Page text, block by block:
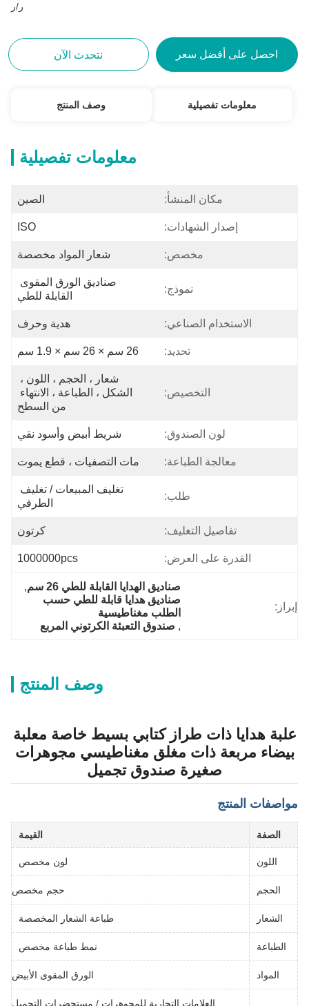
ر/ر
احصل على أفضل سعر نتحدث الآن
معلومات تفصيلية وصف المنتج
معلومات تفصيلية
مكان المنشأ: الصين
إصدار الشهادات: ISO
مخصص: شعار المواد مخصصة
نموذج:
القابلة للطي
الاستخدام الصناعي: هدية وحرف
تحديد: 26 سم × 26 سم × 1.9 سم
التخصيص:
من السطح
لون الصندوق: شريط أبيض وأسود نقي
معالجة الطباعة: مات التصفيات ، قطع يموت
طلب:
الطرفي
تفاصيل التغليف: كرتون
القدرة على العرض: 1000000pcs
إبراز:
صناديق الهدايا القابلة للطي 26 سم
,
الطلب مغناطيسية
, صندوق التعبئة الكرتوني المربع
وصف المنتج
علبة هدايا ذات طراز كتابي بسيط خاصة معلبة
بيضاء مربعة ذات مغلق مغناطيسي مجوهرات
صغيرة صندوق تجميل
مواصفات المنتج
الصفة القيمة
اللون لون مخصص
الحجم حجم مخصص
الشعار طباعة الشعار المخصصة
الطباعة نمط طباعة مخصص
المواد الورق المقوى الأبيض
العلامات التجارية للمجوهرات / مستحضرات التجميل